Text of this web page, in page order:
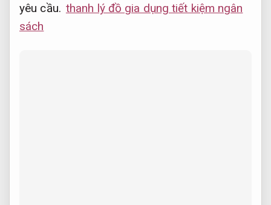
yêu cầu. thanh lý đồ gia dụng tiết kiệm ngân
sách